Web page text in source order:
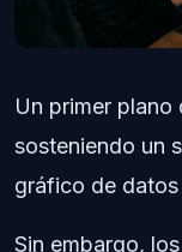
Un primer plano
sosteniendo un
gráfico de
Sin embargo,